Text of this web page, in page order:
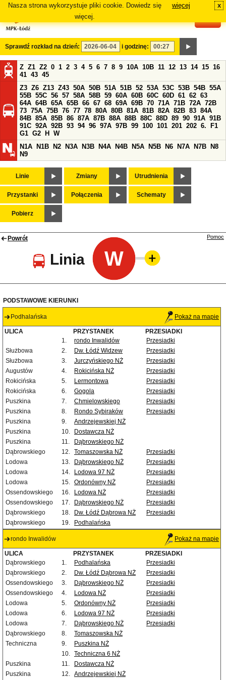
Nasza strona wykorzystuje pliki cookie. Dowiedz się
więcej.
więcej x
Sprawdź rozkład na dzień: i godzinę:
Z Z1 Z2 0 1 2 3 4 5 6 7 8 9 10A 10B 11 12 13 14 15 16
41 43 45
Z3 Z6 Z13 Z43 50A 50B 51A 51B 52 53A 53C 53B 54B 55A
55B 55C 56 57 58A 58B 59 60A 60B 60C 60D 61 62 63
64A 64B 65A 65B 66 67 68 69A 69B 70 71A 71B 72A 72B
73 75A 75B 76 77 78 80A 80B 81A 81B 82A 82B 83 84A
84B 85A 85B 86 87A 87B 88A 88B 88C 88D 89 90 91A 91B
91C 92A 92B 93 94 96 97A 97B 99 100 101 201 202 6.
F1
G1 G2 H
W
N1A
N1B N2 N3A N3B N4A N4B N5A N5B N6 N7A N7B
N8
N9
Linie Zmiany Utrudnienia
Przystanki Połączenia Schematy
Pobierz
Powrót
Linia W
Pomoc
PODSTAWOWE KIERUNKI
Podhalańska Pokaż na mapie
ULICA PRZYSTANEK
PRZESIADKI
1.
rondo Inwalidów
Przesiadki
Służbowa
2. Dw. Łódź Widzew
Przesiadki
Służbowa
3. Jurczyńskiego NŻ
Przesiadki
Augustów
4. Rokicińska NŻ
Przesiadki
Rokicińska
5. Lermontowa
Przesiadki
Rokicińska
6. Gogola
Przesiadki
Puszkina
7. Chmielowskiego
Przesiadki
Puszkina
8. Rondo Sybiraków
Przesiadki
Puszkina
9.
Andrzejewskiej NŻ
Puszkina
10.
Dostawcza NŻ
Puszkina
11.
Dąbrowskiego NŻ
Dąbrowskiego
12. Tomaszowska NŻ
Przesiadki
Lodowa
13. Dąbrowskiego NŻ
Przesiadki
Lodowa
14. Lodowa 97 NŻ
Przesiadki
Lodowa
15. Ordonówny NŻ
Przesiadki
Ossendowskiego
16. Lodowa NŻ
Przesiadki
Ossendowskiego
17. Dąbrowskiego NŻ
Przesiadki
Dąbrowskiego
18. Dw. Łódź Dąbrowa NŻ
Przesiadki
Dąbrowskiego
19. Podhalańska
rondo Inwalidów Pokaż na mapie
ULICA PRZYSTANEK
PRZESIADKI
Dąbrowskiego
1. Podhalańska
Przesiadki
Dąbrowskiego
2. Dw. Łódź Dąbrowa NŻ
Przesiadki
Ossendowskiego
3. Dąbrowskiego NŻ
Przesiadki
Ossendowskiego
4. Lodowa NŻ
Przesiadki
Lodowa
5. Ordonówny NŻ
Przesiadki
Lodowa
6. Lodowa 97 NŻ
Przesiadki
Lodowa
7. Dąbrowskiego NŻ
Przesiadki
Dąbrowskiego
8.
Tomaszowska NŻ
Techniczna
9.
Puszkina NŻ
10. Techniczna 6 NŻ
Puszkina
11.
Dostawcza NŻ
Puszkina
12. Andrzejewskiej NŻ